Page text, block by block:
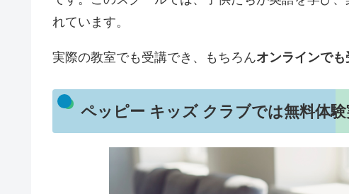
れています。
実際の教室でも受講でき、もちろんオンラインで
ペッピー キッズ クラブでは無料体験